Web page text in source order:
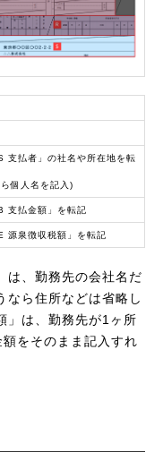
支払者」の社名や所在地を転
個人名を記入)
支払金額」を転記
源泉徴収税額」を転記
は、勤務先の会社名だ
なら住所などは省略し
」は、勤務先が1ヶ所
をそのまま記入すれ